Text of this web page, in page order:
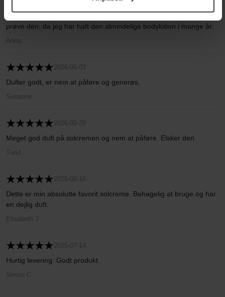
prøve den, da jeg har haft den almindelige bodylotion i mange år.
Anna
2026-06-03
Dufter godt, er nem at påføre og generøs.
Susanne
2026-05-29
Meget god duft på solcremen og nem at påføre. Elsker den.
Turid
2025-08-16
Dette er min absolutte favorit solcreme. Behagelig at bruge og har
en dejlig duft.
Elisabeth J
2025-07-14
Hurtig levering. Godt produkt.
Simon C